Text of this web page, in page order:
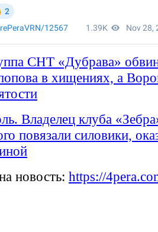
СНТ «Дубрава»
в хищениях, а
Владелец клуба
повязали силовики,
новость: https://